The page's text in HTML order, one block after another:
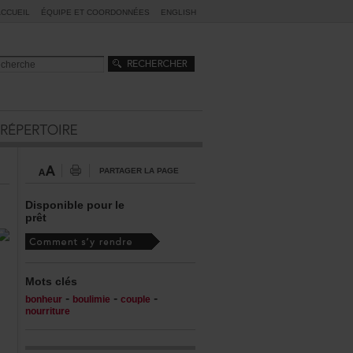
ÉQUIPEETCOORDONNÉES ENGLISH
PARTAGERLAPAGE
Disponiblepourle
prêt
Motsclés
bonheur- boulimie - couple -
nourriture